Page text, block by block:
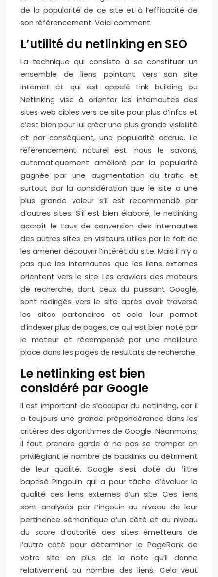
de la popularité de ce site et à l’efficacité de
son référencement. Voici comment.
L’utilité du netlinking en SEO
La technique qui consiste à se constituer un
ensemble de liens pointant vers son site
internet et qui est appelé Link building ou
Netlinking vise à orienter les internautes des
sites web cibles vers ce site pour plus d’infos et
c’est bien pour lui créer une plus grande visibilité
et par conséquent, une popularité accrue. Le
référencement naturel est, nous le savons,
automatiquement amélioré par la popularité
gagnée par une augmentation du trafic et
surtout par la considération que le site a une
plus grande valeur s’il est recommandé par
d’autres sites. S’il est bien élaboré, le netlinking
accroît le taux de conversion des internautes
des autres sites en visiteurs utiles par le fait de
les amener découvrir l’intérêt du site. Mais il n’y a
pas que les internautes que les liens externes
orientent vers le site. Les crawlers des moteurs
de recherche, dont ceux du puissant Google,
sont redirigés vers le site après avoir traversé
les sites partenaires et cela leur permet
d’indexer plus de pages, ce qui est bien noté par
le moteur et récompensé par une meilleure
place dans les pages de résultats de recherche.
Le netlinking est bien
considéré par Google
Il est important de s’occuper du netlinking, car il
a toujours une grande prépondérance dans les
critères des algorithmes de Google. Néanmoins,
il faut prendre garde à ne pas se tromper en
privilégiant le nombre de backlinks au détriment
de leur qualité. Google s’est doté du filtre
baptisé Pingouin qui a pour tâche d’évaluer la
qualité des liens externes d’un site. Ces liens
sont analysés par Pingouin au niveau de leur
pertinence sémantique d’un côté et au niveau
du score d’autorité des sites émetteurs de
l’autre côté pour déterminer le PageRank de
votre site en plus de la note qu’il donne
relativement au nombre des liens. Cela veut